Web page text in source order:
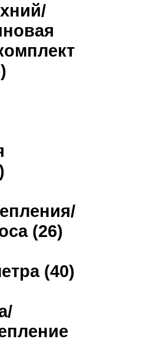
(26)
(40)